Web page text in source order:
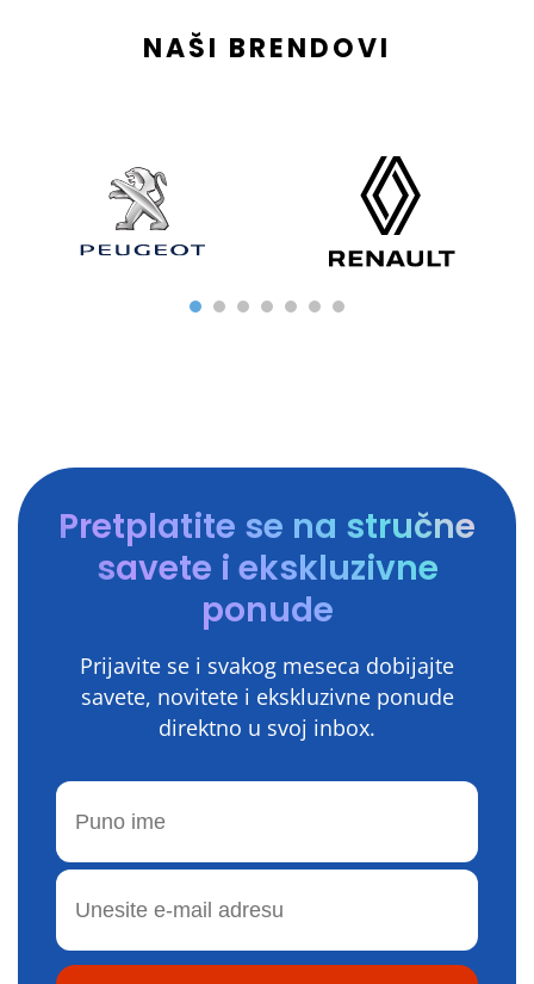
NAŠI BRENDOVI
Pretplatite se na stručne
savete i ekskluzivne
ponude
Prijavite se i svakog meseca dobijajte
savete, novitete i ekskluzivne ponude
direktno u svoj inbox.